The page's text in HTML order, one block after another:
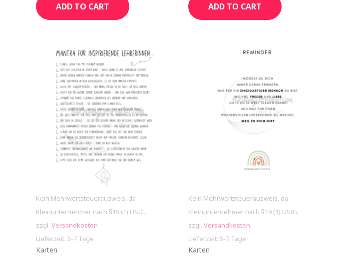
ADD TO CART ADD TO CART
Kein Mehrwertsteuerausweis, da
Kleinunternehmer nach §19 (1) UStG.
zzgl. Versandkosten
Lieferzeit: 5-7 Tage
Karten
Kein Mehrwertsteuerausweis, da
Kleinunternehmer nach §19 (1) UStG.
zzgl. Versandkosten
Lieferzeit: 5-7 Tage
Karten